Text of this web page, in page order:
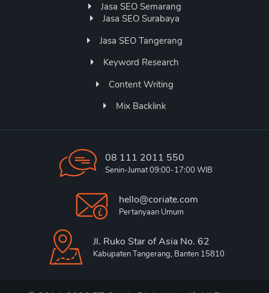
Jasa SEO Semarang
Jasa SEO Surabaya
Jasa SEO Tangerang
Keyword Research
Content Writing
Mix Backlink
08 111 2011 550
Senin-Jumat 09:00-17:00 WIB
hello@coriate.com
Pertanyaan Umum
Jl. Ruko Star of Asia No. 62
Kabupaten Tangerang, Banten 15810